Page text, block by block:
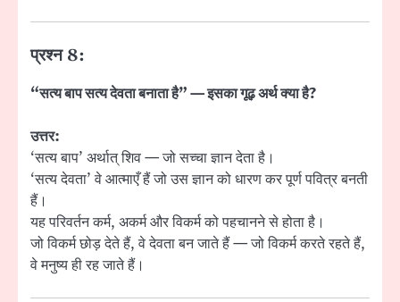
प्रश्न 8:
“सत्य बाप सत्य देवता बनाता है” — इसका गूढ़ अर्थ क्या है?
उत्तर:
‘सत्य बाप’ अर्थात् शिव — जो सच्चा ज्ञान देता है।
‘सत्य देवता’ वे आत्माएँ हैं जो उस ज्ञान को धारण कर पूर्ण पवित्र बनती
हैं।
यह परिवर्तन कर्म, अकर्म और विकर्म को पहचानने से होता है।
जो विकर्म छोड़ देते हैं, वे देवता बन जाते हैं — जो विकर्म करते रहते हैं,
वे मनुष्य ही रह जाते हैं।